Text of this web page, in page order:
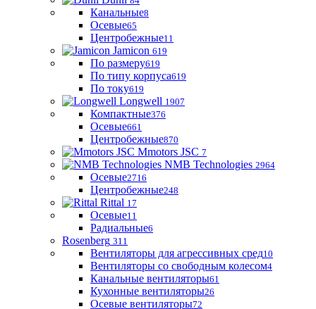
Канальные8
Осевые65
Центробежные11
Jamicon 619
По размеру619
По типу корпуса619
По току619
Longwell 1907
Компактные376
Осевые661
Центробежные870
Mmotors JSC 7
NMB Technologies 2964
Осевые2716
Центробежные248
Rittal 17
Осевые11
Радиальные6
Rosenberg 311
Вентиляторы для агрессивных сред10
Вентиляторы со свободным колесом4
Канальные вентиляторы61
Кухонные вентиляторы26
Осевые вентиляторы72